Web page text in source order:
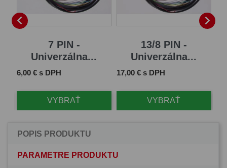

7 PIN -
Univerzálna...
Cena
6,00 € s DPH
VYBRAŤ
13/8 PIN -
Univerzálna...
Cena
17,00 € s DPH
VYBRAŤ

POPIS PRODUKTU
PARAMETRE PRODUKTU